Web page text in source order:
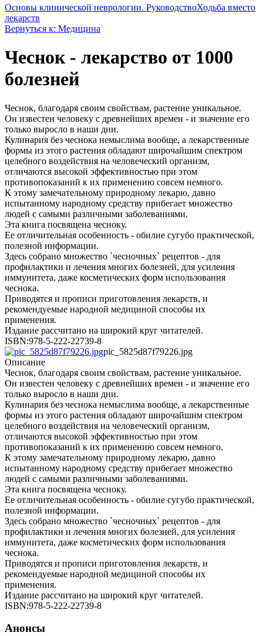
Основы клинической неврологии. РуководствоХодьба вместо
лекарств
Вернуться к: Медицина
Чеснок - лекарство от 1000
болезней
Чеснок, благодаря своим свойствам, растение уникальное.
Он известен человеку с древнейших времен - и значение его
только выросло в наши дни.
Кулинария без чеснока немыслима вообще, а лекарственные
формы из этого растения обладают широчайшим спектром
целебного воздействия на человеческий организм,
отличаются высокой эффективностью при этом
противопоказаний к их применению совсем немного.
К этому замечательному природному лекарю, давно
испытанному народному средству прибегает множество
людей с самыми различными заболеваниями.
Эта книга посвящена чесноку.
Ее отличительная особенность - обилие сугубо практической,
полезной информации.
Здесь собрано множество `чесночных` рецептов - для
профилактики и лечения многих болезней, для усиления
иммунитета, даже косметических форм использования
чеснока.
Приводятся и прописи приготовления лекарств, и
рекомендуемые народной медициной способы их
применения.
Издание рассчитано на широкий круг читателей.
ISBN:978-5-222-22739-8
pic_5825d87f79226.jpg
Описание
Чеснок, благодаря своим свойствам, растение уникальное.
Он известен человеку с древнейших времен - и значение его
только выросло в наши дни.
Кулинария без чеснока немыслима вообще, а лекарственные
формы из этого растения обладают широчайшим спектром
целебного воздействия на человеческий организм,
отличаются высокой эффективностью при этом
противопоказаний к их применению совсем немного.
К этому замечательному природному лекарю, давно
испытанному народному средству прибегает множество
людей с самыми различными заболеваниями.
Эта книга посвящена чесноку.
Ее отличительная особенность - обилие сугубо практической,
полезной информации.
Здесь собрано множество `чесночных` рецептов - для
профилактики и лечения многих болезней, для усиления
иммунитета, даже косметических форм использования
чеснока.
Приводятся и прописи приготовления лекарств, и
рекомендуемые народной медициной способы их
применения.
Издание рассчитано на широкий круг читателей.
ISBN:978-5-222-22739-8
Анонсы